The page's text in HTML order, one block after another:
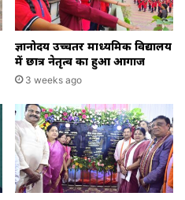
ज्ञानोदय उच्चतर माध्यमिक विद्यालय
में छात्र नेतृत्व का हुआ आगाज
3 weeks ago